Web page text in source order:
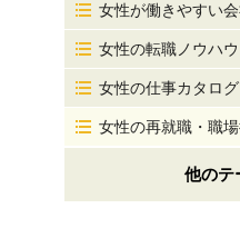
女性が働きやすい
女性の転職ノウハウ
女性の仕事カタログ
女性の再就職・職
他のテ